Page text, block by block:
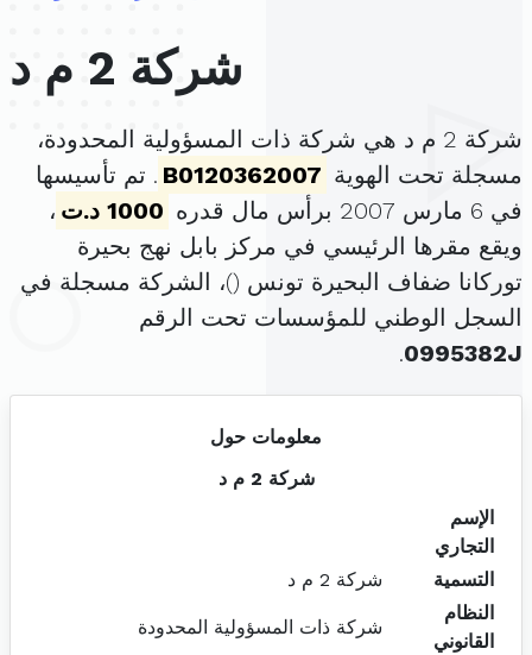
شركة 2 م د
شركة 2 م د هي شركة ذات المسؤولية المحدودة،
مسجلة تحت الهوية B0120362007 . تم تأسيسها
في 6 مارس 2007 برأس مال قدره
1000 د.ت
،
ويقع مقرها الرئيسي في مركز بابل نهج بحيرة
توركانا ضفاف البحيرة تونس ()، الشركة مسجلة في
السجل الوطني للمؤسسات تحت الرقم
0995382J
.
معلومات حول
شركة 2 م د
الإسم
التجاري
التسمية
شركة 2 م د
النظام
القانوني
شركة ذات المسؤولية المحدودة